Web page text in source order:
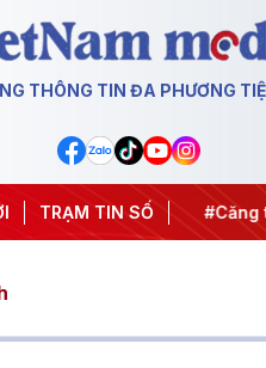
THÔNG TIN ĐA PHƯƠNG
TRẠM TIN SỐ
khai thác IUU #Căng